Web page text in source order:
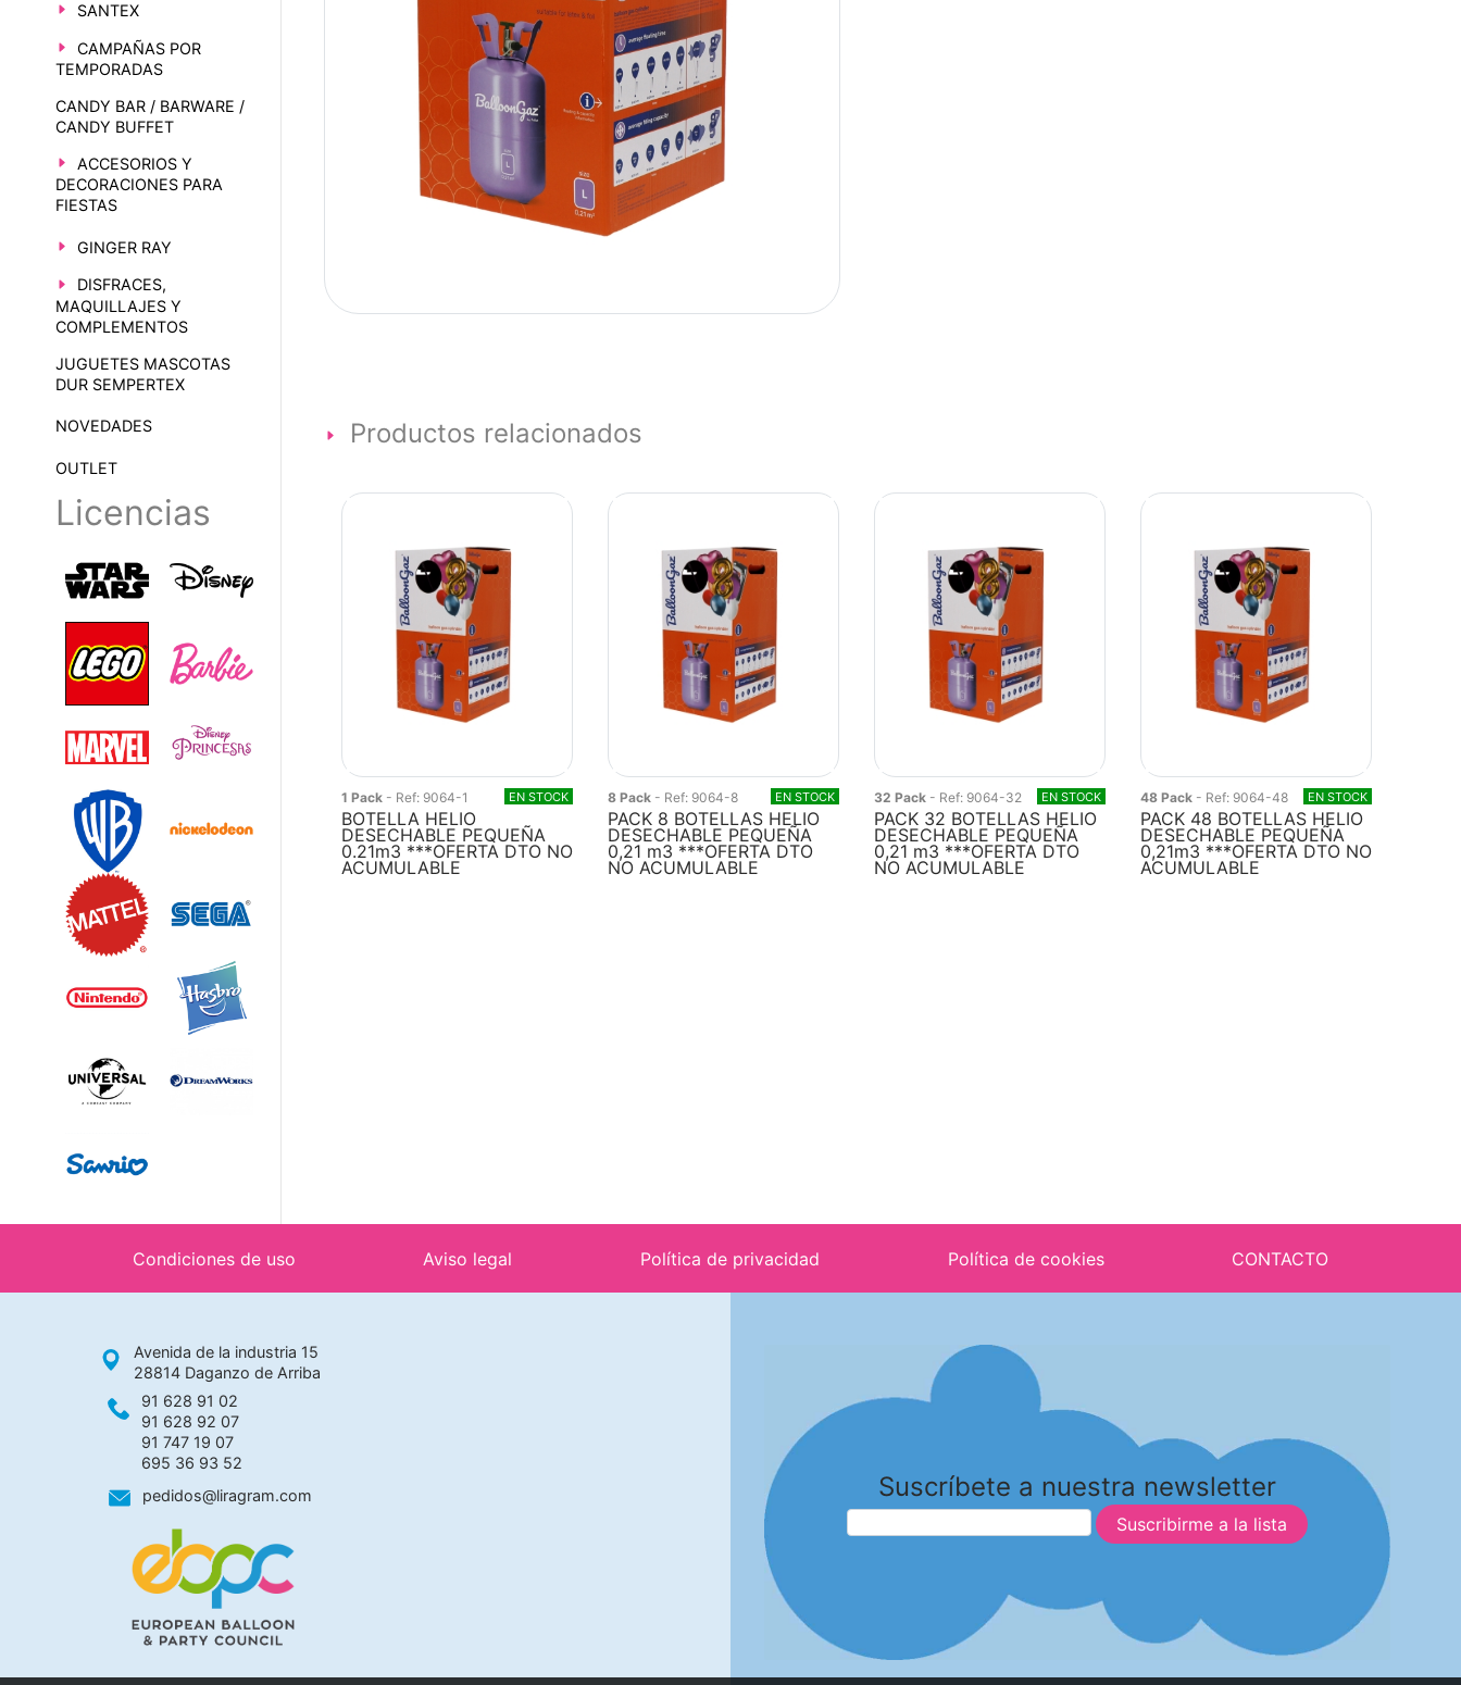
SANTEX
CAMPAÑAS POR
TEMPORADAS
CANDY BAR / BARWARE /
CANDY BUFFET
ACCESORIOS Y
DECORACIONES PARA
FIESTAS
GINGER RAY
DISFRACES,
MAQUILLAJES Y
COMPLEMENTOS
JUGUETES MASCOTAS
DUR SEMPERTEX
NOVEDADES
OUTLET
Licencias
Productos relacionados
1 Pack - Ref: 9064-1 EN STOCK
BOTELLA HELIO
DESECHABLE PEQUEÑA
0.21m3 ***OFERTA DTO NO
ACUMULABLE
8 Pack - Ref: 9064-8 EN STOCK
PACK 8 BOTELLAS HELIO
DESECHABLE PEQUEÑA
0,21 m3 ***OFERTA DTO
NO ACUMULABLE
32 Pack - Ref: 9064-32 EN STOCK
PACK 32 BOTELLAS HELIO
DESECHABLE PEQUEÑA
0,21 m3 ***OFERTA DTO
NO ACUMULABLE
48 Pack - Ref: 9064-48 EN STOCK
PACK 48 BOTELLAS HELIO
DESECHABLE PEQUEÑA
0,21m3 ***OFERTA DTO NO
ACUMULABLE
Condiciones de uso Aviso legal Política de privacidad Política de cookies CONTACTO
Avenida de la industria 15
28814 Daganzo de Arriba
91 628 91 02
91 628 92 07
91 747 19 07
695 36 93 52
pedidos@liragram.com
Suscríbete a nuestra newsletter
Suscribirme a la lista